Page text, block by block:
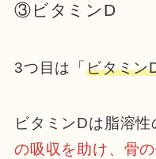
③ビタミンD
3つ目は「ビタミン
ビタミンDは脂溶性
の吸収を助け、骨